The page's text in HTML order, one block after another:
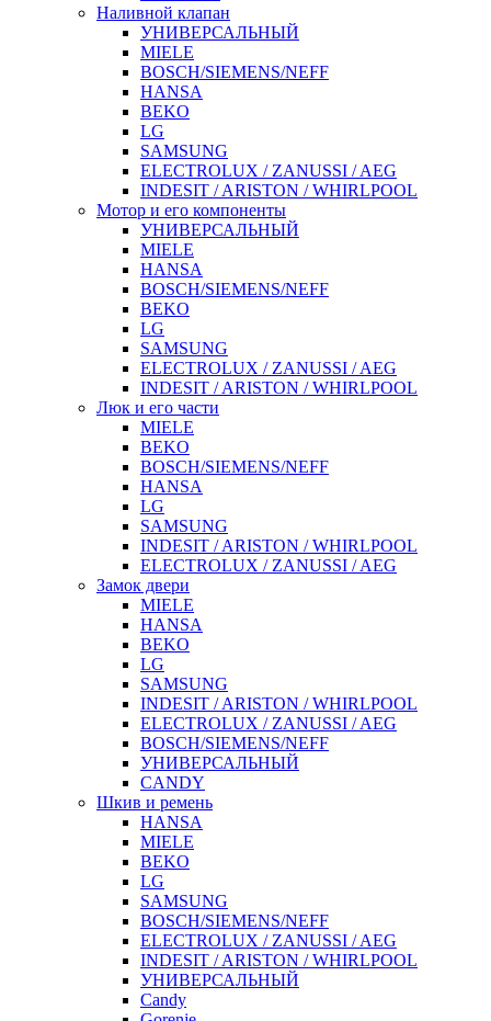
Наливной клапан
УНИВЕРСАЛЬНЫЙ
MIELE
BOSCH/SIEMENS/NEFF
HANSA
BEKO
LG
SAMSUNG
ELECTROLUX / ZANUSSI / AEG
INDESIT / ARISTON / WHIRLPOOL
Мотор и его компоненты
УНИВЕРСАЛЬНЫЙ
MIELE
HANSA
BOSCH/SIEMENS/NEFF
BEKO
LG
SAMSUNG
ELECTROLUX / ZANUSSI / AEG
INDESIT / ARISTON / WHIRLPOOL
Люк и его части
MIELE
BEKO
BOSCH/SIEMENS/NEFF
HANSA
LG
SAMSUNG
INDESIT / ARISTON / WHIRLPOOL
ELECTROLUX / ZANUSSI / AEG
Замок двери
MIELE
HANSA
BEKO
LG
SAMSUNG
INDESIT / ARISTON / WHIRLPOOL
ELECTROLUX / ZANUSSI / AEG
BOSCH/SIEMENS/NEFF
УНИВЕРСАЛЬНЫЙ
CANDY
Шкив и ремень
HANSA
MIELE
BEKO
LG
SAMSUNG
BOSCH/SIEMENS/NEFF
ELECTROLUX / ZANUSSI / AEG
INDESIT / ARISTON / WHIRLPOOL
УНИВЕРСАЛЬНЫЙ
Candy